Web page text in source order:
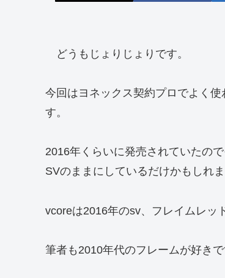
どうもじょりじょりです。
今回はヨネックス契約プロでよく
す。
2016年くらいに発売されていたの
SVのままにしているだけかもしれま
vcoreは2016年のsv、フレイムレッ
筆者も2010年代のフレームが好きで